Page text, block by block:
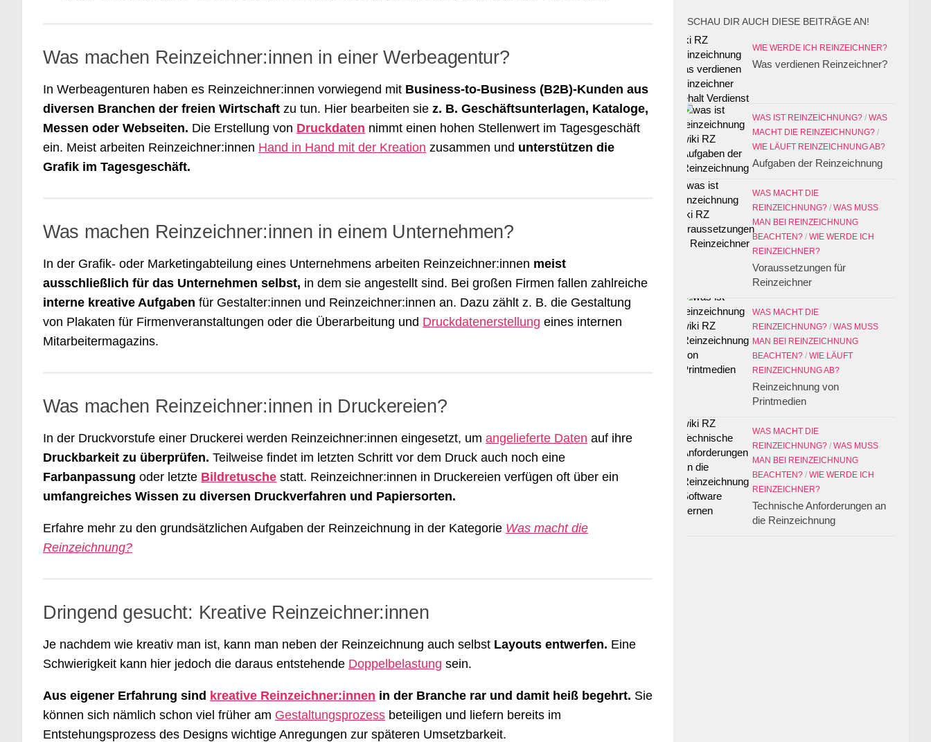
Was machen Reinzeichner:innen in einer Werbeagentur?
In Werbeagenturen haben es Reinzeichner:innen vorwiegend mit Business-to-Business (B2B)-Kunden aus
diversen Branchen der freien Wirtschaft zu tun. Hier bearbeiten sie z. B. Geschäftsunterlagen, Kataloge,
Messen oder Webseiten. Die Erstellung von Druckdaten nimmt einen hohen Stellenwert im Tagesgeschäft
ein. Meist arbeiten Reinzeichner:innen Hand in Hand mit der Kreation zusammen und unterstützen die
Grafik im Tagesgeschäft.
Was machen Reinzeichner:innen in einem Unternehmen?
In der Grafik- oder Marketingabteilung eines Unternehmens arbeiten Reinzeichner:innen meist
ausschließlich für das Unternehmen selbst, in dem sie angestellt sind. Bei großen Firmen fallen zahlreiche
interne kreative Aufgaben für Gestalter:innen und Reinzeichner:innen an. Dazu zählt z. B. die Gestaltung
von Plakaten für Firmenveranstaltungen oder die Überarbeitung und Druckdatenerstellung eines internen
Mitarbeitermagazins.
Was machen Reinzeichner:innen in Druckereien?
In der Druckvorstufe einer Druckerei werden Reinzeichner:innen eingesetzt, um angelieferte Daten auf ihre
Druckbarkeit zu überprüfen. Teilweise findet im letzten Schritt vor dem Druck auch noch eine
Farbanpassung oder letzte Bildretusche statt. Reinzeichner:innen in Druckereien verfügen oft über ein
umfangreiches Wissen zu diversen Druckverfahren und Papiersorten.
Erfahre mehr zu den grundsätzlichen Aufgaben der Reinzeichnung in der Kategorie Was macht die
Reinzeichnung?
Dringend gesucht: Kreative Reinzeichner:innen
Je nachdem wie kreativ man ist, kann man neben der Reinzeichnung auch selbst Layouts entwerfen. Eine
Schwierigkeit kann hier jedoch die daraus entstehende Doppelbelastung sein.
Aus eigener Erfahrung sind kreative Reinzeichner:innen in der Branche rar und damit heiß begehrt. Sie
können sich nämlich schon viel früher am Gestaltungsprozess beteiligen und liefern bereits im
Entstehungsprozess des Designs wichtige Anregungen zur späteren Umsetzbarkeit.
SCHAU DIR AUCH DIESE BEITRÄGE AN!
WIE WERDE ICH REINZEICHNER?
Was verdienen Reinzeichner?
WAS IST REINZEICHNUNG? / WAS
MACHT DIE REINZEICHNUNG? /
WIE LÄUFT REINZEICHNUNG AB?
Aufgaben der Reinzeichnung
WAS MACHT DIE
REINZEICHNUNG? / WAS MUSS
MAN BEI REINZEICHNUNG
BEACHTEN? / WIE WERDE ICH
REINZEICHNER?
Voraussetzungen für
Reinzeichner
WAS MACHT DIE
REINZEICHNUNG? / WAS MUSS
MAN BEI REINZEICHNUNG
BEACHTEN? / WIE LÄUFT
REINZEICHNUNG AB?
Reinzeichnung von
Printmedien
WAS MACHT DIE
REINZEICHNUNG? / WAS MUSS
MAN BEI REINZEICHNUNG
BEACHTEN? / WIE WERDE ICH
REINZEICHNER?
Technische Anforderungen an
die Reinzeichnung